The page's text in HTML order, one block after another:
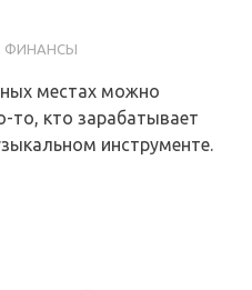
ФИНАНСЫ
местах можно
то, кто зарабатывает
инструменте.